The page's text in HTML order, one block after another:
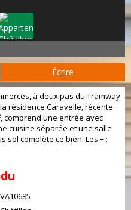
Écrire
à deux pas du Tramway
résidence Caravelle, récente
comprend une entrée avec
cuisine séparée et une salle
sol complète ce bien. Les + :
VA10685